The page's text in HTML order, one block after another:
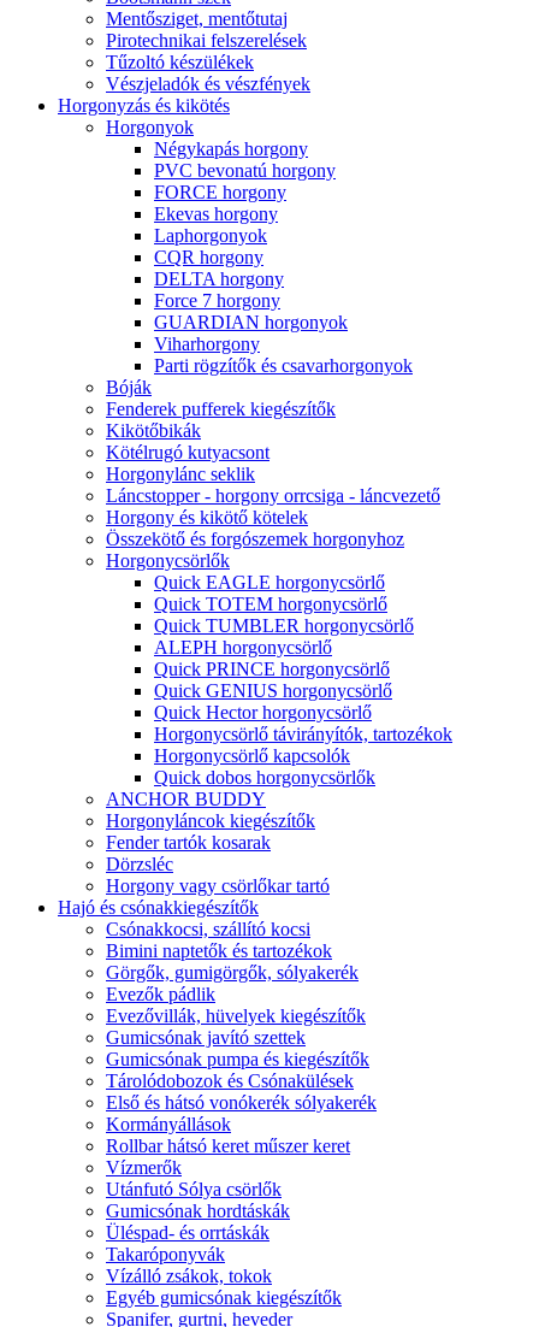
Mentősziget, mentőtutaj
Pirotechnikai felszerelések
Tűzoltó készülékek
Vészjeladók és vészfények
Horgonyzás és kikötés
Horgonyok
Négykapás horgony
PVC bevonatú horgony
FORCE horgony
Ekevas horgony
Laphorgonyok
CQR horgony
DELTA horgony
Force 7 horgony
GUARDIAN horgonyok
Viharhorgony
Parti rögzítők és csavarhorgonyok
Bóják
Fenderek pufferek kiegészítők
Kikötőbikák
Kötélrugó kutyacsont
Horgonylánc seklik
Láncstopper - horgony orrcsiga - láncvezető
Horgony és kikötő kötelek
Összekötő és forgószemek horgonyhoz
Horgonycsörlők
Quick EAGLE horgonycsörlő
Quick TOTEM horgonycsörlő
Quick TUMBLER horgonycsörlő
ALEPH horgonycsörlő
Quick PRINCE horgonycsörlő
Quick GENIUS horgonycsörlő
Quick Hector horgonycsörlő
Horgonycsörlő távirányítók, tartozékok
Horgonycsörlő kapcsolók
Quick dobos horgonycsörlők
ANCHOR BUDDY
Horgonyláncok kiegészítők
Fender tartók kosarak
Dörzsléc
Horgony vagy csörlőkar tartó
Hajó és csónakkiegészítők
Csónakkocsi, szállító kocsi
Bimini naptetők és tartozékok
Görgők, gumigörgők, sólyakerék
Evezők pádlik
Evezővillák, hüvelyek kiegészítők
Gumicsónak javító szettek
Gumicsónak pumpa és kiegészítők
Tárolódobozok és Csónakülések
Első és hátsó vonókerék sólyakerék
Kormányállások
Rollbar hátsó keret műszer keret
Vízmerők
Utánfutó Sólya csörlők
Gumicsónak hordtáskák
Üléspad- és orrtáskák
Takaróponyvák
Vízálló zsákok, tokok
Egyéb gumicsónak kiegészítők
Spanifer, gurtni, heveder